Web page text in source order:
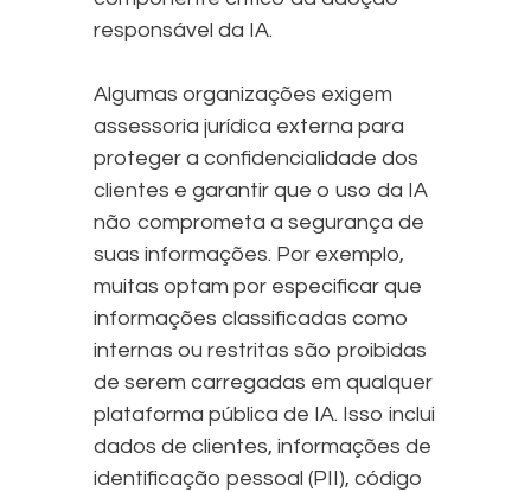
responsável da IA.
Algumas organizações exigem
assessoria jurídica externa para
proteger a confidencialidade dos
clientes e garantir que o uso da IA
não comprometa a segurança de
suas informações. Por exemplo,
muitas optam por especificar que
informações classificadas como
internas ou restritas são proibidas
de serem carregadas em qualquer
plataforma pública de IA. Isso inclui
dados de clientes, informações de
identificação pessoal (PII), código